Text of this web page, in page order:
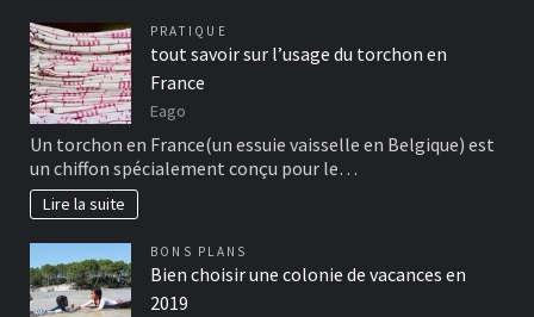
PRATIQUE
tout savoir sur l’usage du torchon en
France
Eago
Un torchon en France(un essuie vaisselle en Belgique) est
un chiffon spécialement conçu pour le…
Lire la suite
BONS PLANS
Bien choisir une colonie de vacances en
2019